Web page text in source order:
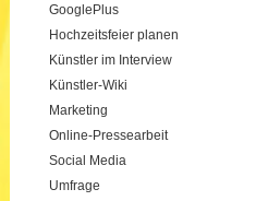
GooglePlus
Hochzeitsfeier planen
Künstler im Interview
Künstler-Wiki
Marketing
Online-Pressearbeit
Social Media
Umfrage